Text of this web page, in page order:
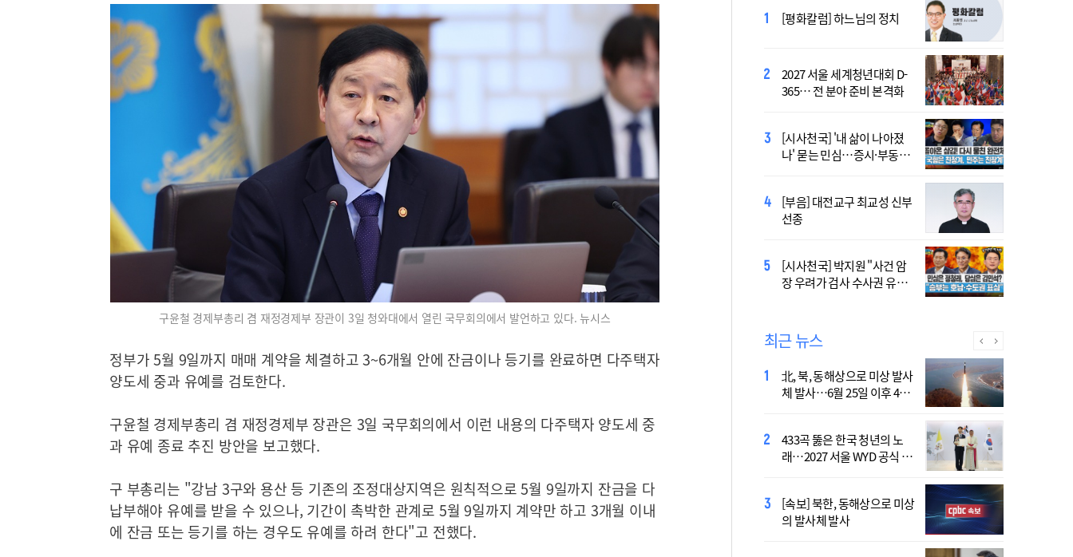
구윤철 경제부총리 겸 재정경제부 장관이 3일 청와대에서 열린 국무회의에서 발언하고 있다. 뉴시스
정부가 5월 9일까지 매매 계약을 체결하고 3~6개월 안에 잔금이나 등기를 완료하면 다주택자
양도세 중과 유예를 검토한다.
구윤철 경제부총리 겸 재정경제부 장관은 3일 국무회의에서 이런 내용의 다주택자 양도세 중
과 유예 종료 추진 방안을 보고했다.
구 부총리는 "강남 3구와 용산 등 기존의 조정대상지역은 원칙적으로 5월 9일까지 잔금을 다
납부해야 유예를 받을 수 있으나, 기간이 촉박한 관계로 5월 9일까지 계약만 하고 3개월 이내
에 잔금 또는 등기를 하는 경우도 유예를 하려 한다"고 전했다.
[평화칼럼] 하느님의 정치
2027 서울 세계청년대회 D-
365… 전 분야 준비 본격화
[시사천국] '내 삶이 나아졌
나' 묻는 민심…증시·부동산
[부음] 대전교구 최교성 신부
선종
[시사천국] 박지원 "사건 암
장 우려가 검사 수사권 유지
[시사천국] 알고 싶지 않은 폭
염의 진실…올해가 가장 시
[시사천국] 서미화 "시각장애
여성 첫 최고위 도전…사회
2027 서울 WYD 공식 주제가
오늘 공개…한국인 곡 선정
2027 서울 세계청년대회 주
제가 공개…희망의 선율 울
[시사천국] 홍춘욱 "단일종목 레버리지 ETF는
없애는 게 맞다"
최근 뉴스
北, 북, 동해상으로 미상 발사
체 발사…6월 25일 이후 42
433곡 뚫은 한국 청년의 노
래…2027 서울 WYD 공식 주
[속보] 북한, 동해상으로 미상
의 발사체 발사
장기요양 재가 노인 10명 중
7명 "아파도 살던 집에서 살
산티아고 순례길에 울려 퍼진
“2027년 서울에서 만나요!”
李 "폭염·가뭄에 행정력 총
동원…전방위 대응체계 가